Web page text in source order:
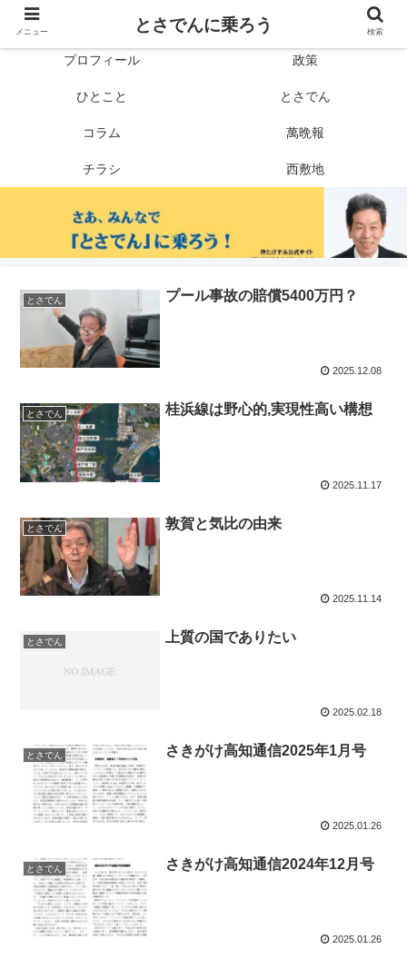
プロフィール 政策
ひとこと とさでん
コラム 萬晩報
チラシ 西敷地
とさでん プール事故の賠償5400万円？
2025.12.08
とさでん 桂浜線は野心的,実現性高い構想
2025.11.17
とさでん 敦賀と気比の由来
2025.11.14
とさでん 上質の国でありたい
2025.02.18
とさでん さきがけ高知通信2025年1月号
2025.01.26
とさでん さきがけ高知通信2024年12月号
2025.01.26
メニュー とさでんに乗ろう 検索